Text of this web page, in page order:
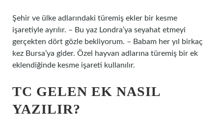
Şehir ve ülke adlarındaki türemiş ekler bir kesme
işaretiyle ayrılır. – Bu yaz Londra’ya seyahat etmeyi
gerçekten dört gözle bekliyorum. – Babam her yıl birkaç
kez Bursa’ya gider. Özel hayvan adlarına türemiş bir ek
eklendiğinde kesme işareti kullanılır.
TC GELEN EK NASIL
YAZILIR?